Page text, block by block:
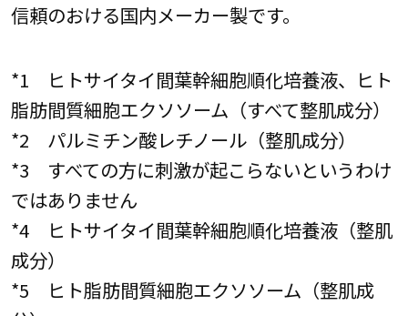
信頼のおける国内メーカー製です。
*1 ヒトサイタイ間葉幹細胞順化培養液、ヒト
脂肪間質細胞エクソソーム（すべて整肌成分）
*2 パルミチン酸レチノール（整肌成分）
*3 すべての方に刺激が起こらないというわけ
ではありません
*4 ヒトサイタイ間葉幹細胞順化培養液（整肌
成分）
*5 ヒト脂肪間質細胞エクソソーム（整肌成